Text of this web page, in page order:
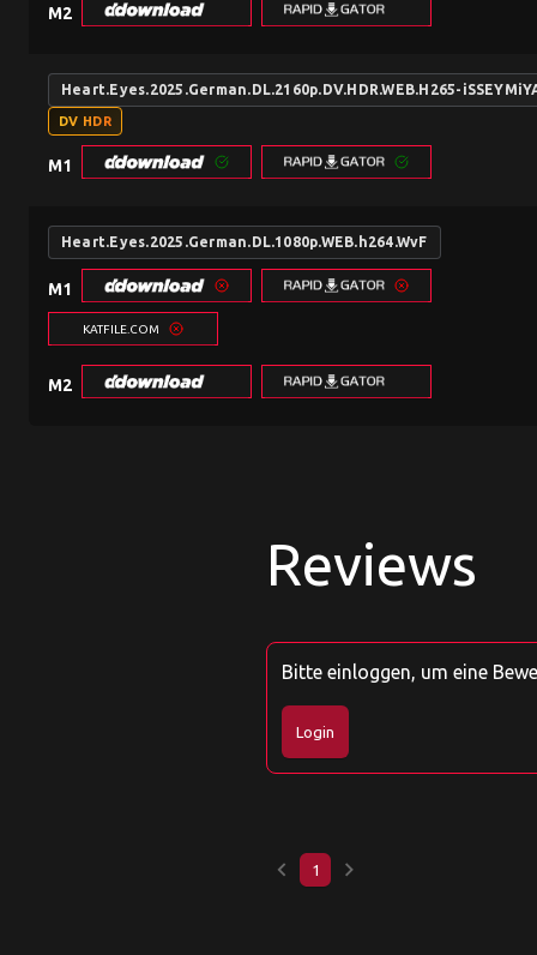
M2
Heart.Eyes.2025.German.DL.2160p.DV.HDR.WEB.H265-
DV HDR
M1
Heart.Eyes.2025.German.DL.1080p.WEB.h264.WvF
M1
KATFILE.COM
M2
Reviews
Bitte einloggen, um eine
Login
keyboard_arrow_left 1 keyboard_arrow_right